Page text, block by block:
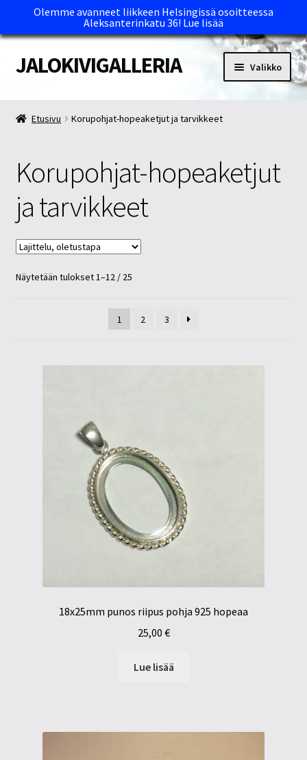
Olemme avanneet liikkeen Helsingissä osoitteessa
Aleksanterinkatu 36! Lue lisää
Siirry
navigointiin
Siirry
sisältöön
JALOKIVIGALLERIA Valikko
Maksutavat ja Tärkeää tietää
Myymälät
Oma tili
Ostoskori
Etusivu Korupohjat-hopeaketjut ja tarvikkeet
Korupohjat-hopeaketjut
ja tarvikkeet
Näytetään tulokset 1–12 / 25
1 2 3
18x25mm punos riipus pohja 925 hopeaa
25,00 €
Lue lisää